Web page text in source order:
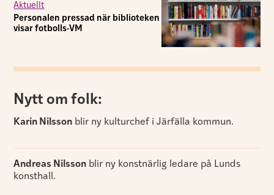
Aktuellt
Personalen pressad när biblioteken
visar fotbolls-VM
Nytt om folk:
Karin Nilsson blir ny kulturchef i Järfälla kommun.
Andreas Nilsson blir ny konstnärlig ledare på Lunds
konsthall.